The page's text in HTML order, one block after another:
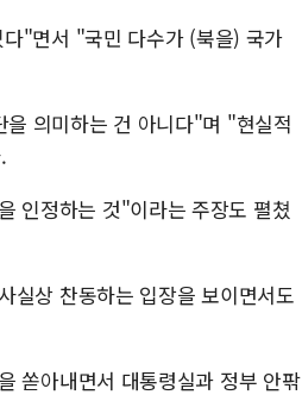
"면서 "국민 다수가 (북을) 국가
의미하는 건 아니다"며 "현실적
인정하는 것"이라는 주장도 펼쳤
실상 찬동하는 입장을 보이면서도
쏟아내면서 대통령실과 정부 안팎